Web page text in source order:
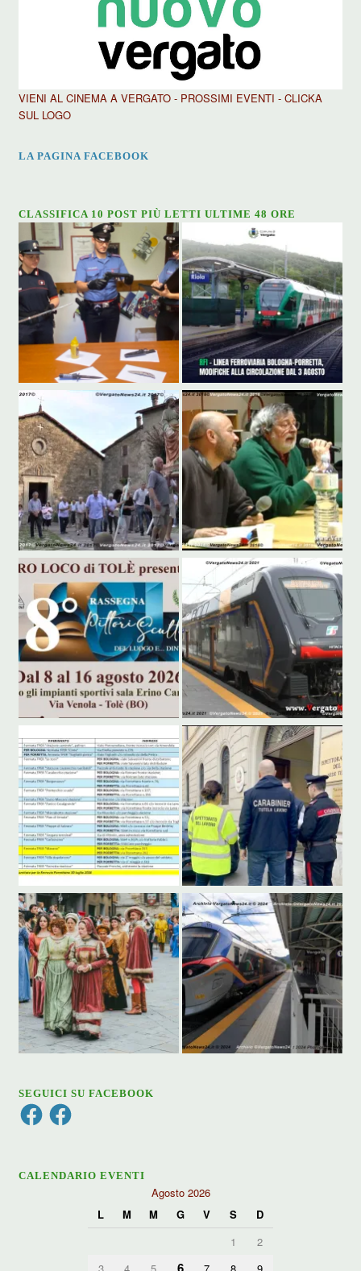
VIENI AL CINEMA A VERGATO - PROSSIMI EVENTI - CLICKA
SUL LOGO
LA PAGINA FACEBOOK
CLASSIFICA 10 POST PIÙ LETTI ULTIME 48 ORE
SEGUICI SU FACEBOOK
FacebookFacebook
CALENDARIO EVENTI
Agosto 2026
L
M M G V S
D
1
2